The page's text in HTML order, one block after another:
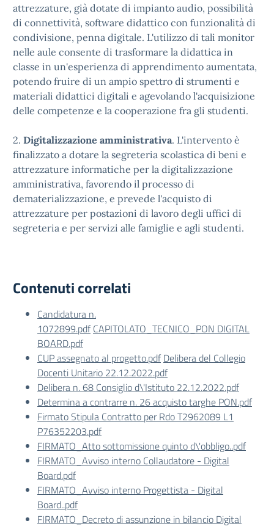
attrezzature, già dotate di impianto audio, possibilità
di connettività, software didattico con funzionalità di
condivisione, penna digitale. L'utilizzo di tali monitor
nelle aule consente di trasformare la didattica in
classe in un'esperienza di apprendimento aumentata,
potendo fruire di un ampio spettro di strumenti e
materiali didattici digitali e agevolando l'acquisizione
delle competenze e la cooperazione fra gli studenti.
2. Digitalizzazione amministrativa. L'intervento è
finalizzato a dotare la segreteria scolastica di beni e
attrezzature informatiche per la digitalizzazione
amministrativa, favorendo il processo di
dematerializzazione, e prevede l'acquisto di
attrezzature per postazioni di lavoro degli uffici di
segreteria e per servizi alle famiglie e agli studenti.
Contenuti correlati
Candidatura n.
1072899.pdf CAPITOLATO_TECNICO_PON DIGITAL
BOARD.pdf
CUP assegnato al progetto.pdf Delibera del Collegio
Docenti Unitario 22.12.2022.pdf
Delibera n. 68 Consiglio d\'Istituto 22.12.2022.pdf
Determina a contrarre n. 26 acquisto targhe PON.pdf
Firmato Stipula Contratto per Rdo T2962089 L1
P76352203.pdf
FIRMATO_Atto sottomissione quinto d\'obbligo..pdf
FIRMATO_Avviso interno Collaudatore - Digital
Board.pdf
FIRMATO_Avviso interno Progettista - Digital
Board..pdf
FIRMATO_Decreto di assunzione in bilancio Digital